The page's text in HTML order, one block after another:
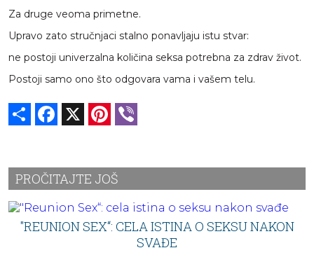
Za druge veoma primetne.
Upravo zato stručnjaci stalno ponavljaju istu stvar:
ne postoji univerzalna količina seksa potrebna za zdrav život.
Postoji samo ono što odgovara vama i vašem telu.
Share Facebook Pinterest
PROČITAJTE JOŠ
"REUNION SEX“: CELA ISTINA O SEKSU NAKON
SVAĐE